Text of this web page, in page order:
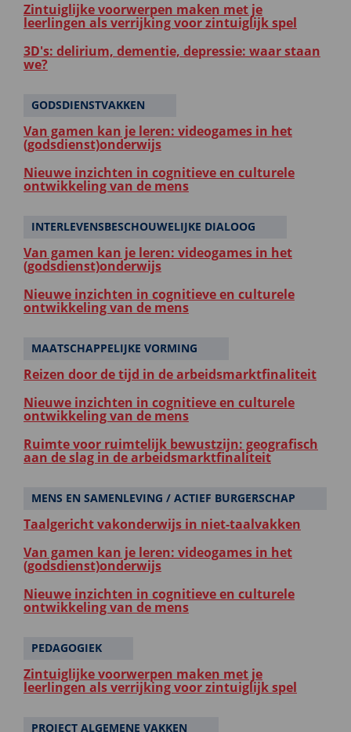
Zintuiglijke voorwerpen maken met je
leerlingen als verrijking voor zintuiglijk spel
3D's: delirium, dementie, depressie: waar staan
we?
GODSDIENSTVAKKEN
Van gamen kan je leren: videogames in het
(godsdienst)onderwijs
Nieuwe inzichten in cognitieve en culturele
ontwikkeling van de mens
INTERLEVENSBESCHOUWELIJKE DIALOOG
Van gamen kan je leren: videogames in het
(godsdienst)onderwijs
Nieuwe inzichten in cognitieve en culturele
ontwikkeling van de mens
MAATSCHAPPELIJKE VORMING
Reizen door de tijd in de arbeidsmarktfinaliteit
Nieuwe inzichten in cognitieve en culturele
ontwikkeling van de mens
Ruimte voor ruimtelijk bewustzijn: geografisch
aan de slag in de arbeidsmarktfinaliteit
MENS EN SAMENLEVING / ACTIEF BURGERSCHAP
Taalgericht vakonderwijs in niet-taalvakken
Van gamen kan je leren: videogames in het
(godsdienst)onderwijs
Nieuwe inzichten in cognitieve en culturele
ontwikkeling van de mens
PEDAGOGIEK
Zintuiglijke voorwerpen maken met je
leerlingen als verrijking voor zintuiglijk spel
PROJECT ALGEMENE VAKKEN